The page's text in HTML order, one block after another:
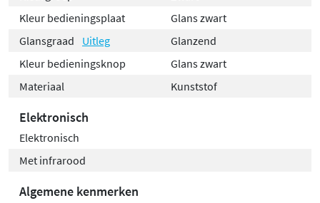
Kleur bedieningsplaat
Glans zwart
Glansgraad
Uitleg
Glanzend
Kleur bedieningsknop
Glans zwart
Materiaal
Kunststof
Elektronisch
Elektronisch
Met infrarood
Algemene kenmerken